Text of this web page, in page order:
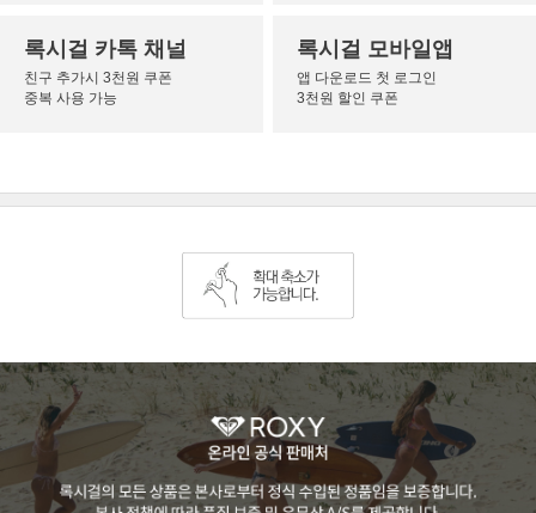
록시걸 카톡 채널
친구 추가시 3천원 쿠폰
중복 사용 가능
록시걸 모바일앱
앱 다운로드 첫 로그인
3천원 할인 쿠폰